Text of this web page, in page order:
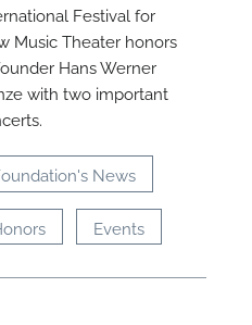
Festival for
Music Theater honors
Hans Werner
with two important
News
Events